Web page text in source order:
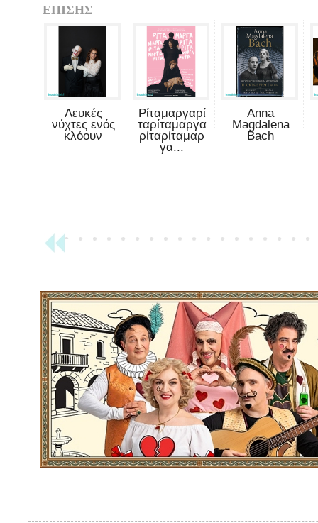
ΕΠΙΣΗΣ
Λευκές
νύχτες ενός
κλόουν
Ρίταμαργαρί
ταρίταμαργα
ρίταρίταμαρ
γα...
Anna
Magdalena
Bach